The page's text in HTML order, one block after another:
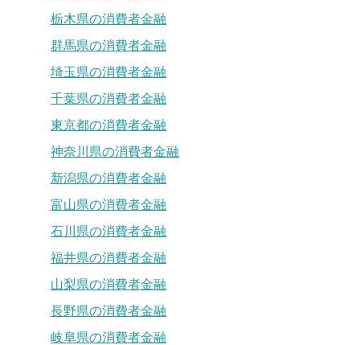
栃木県の消費者金融
群馬県の消費者金融
埼玉県の消費者金融
千葉県の消費者金融
東京都の消費者金融
神奈川県の消費者金融
新潟県の消費者金融
富山県の消費者金融
石川県の消費者金融
福井県の消費者金融
山梨県の消費者金融
長野県の消費者金融
岐阜県の消費者金融